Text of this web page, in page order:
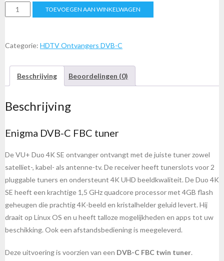
VU+
DUO
SE
DVB-
FBC
Tuner
Ready
aantal
TOEVOEGEN AAN WINKELWAGEN
Categorie: HDTV Ontvangers DVB-C
Beschrijving Beoordelingen (0)
Beschrijving
Enigma DVB-C FBC tuner
De VU+ Duo 4K SE ontvanger ontvangt met de juiste tuner zowel
satelliet-, kabel- als antenne-tv. De receiver heeft tunerslots voor 2
pluggable tuners en ondersteunt 4K UHD beeldkwaliteit. De Duo 4K
SE heeft een krachtige 1,5 GHz quadcore processor met 4GB flash
geheugen die prachtig 4K-beeld en kristalhelder geluid levert. Hij
draait op Linux OS en u heeft talloze mogelijkheden en apps tot uw
beschikking. Ook een afstandsbediening is meegeleverd.
Deze uitvoering is voorzien van een DVB-C FBC twin tuner.